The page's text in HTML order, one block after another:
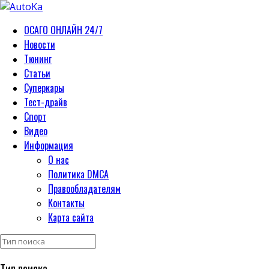
ОСАГО ОНЛАЙН 24/7
Новости
Тюнинг
Статьи
Суперкары
Тест-драйв
Спорт
Видео
Информация
О нас
Политика DMCA
Правообладателям
Контакты
Карта сайта